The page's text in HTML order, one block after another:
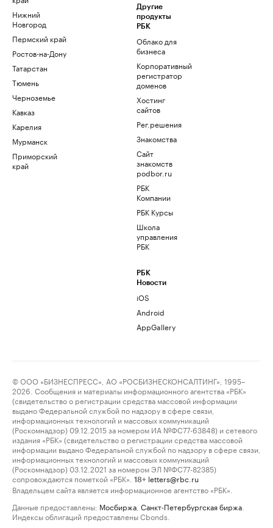
Нижний
Новгород
Пермский край
Ростов-на-Дону
Татарстан
Тюмень
Черноземье
Кавказ
Карелия
Мурманск
Приморский
край
Другие
продукты
РБК
Облако для
бизнеса
Корпоративный
регистратор
доменов
Хостинг
сайтов
Рег.решения
Знакомства
Сайт
знакомств
podbor.ru
РБК
Компании
РБК Курсы
Школа
управления
РБК
РБК
Новости
iOS
Android
AppGallery
© ООО «БИЗНЕСПРЕСС», АО «РОСБИЗНЕСКОНСАЛТИНГ», 1995–
2026. Сообщения и материалы информационного агентства «РБК»
(свидетельство о регистрации средства массовой информации
выдано Федеральной службой по надзору в сфере связи,
информационных технологий и массовых коммуникаций
(Роскомнадзор) 09.12.2015 за номером ИА №ФС77-63848) и сетевого
издания «РБК» (свидетельство о регистрации средства массовой
информации выдано Федеральной службой по надзору в сфере связи,
информационных технологий и массовых коммуникаций
(Роскомнадзор) 03.12.2021 за номером ЭЛ №ФС77-82385)
сопровождаются пометкой «РБК».
18+ letters@rbc.ru
Владельцем сайта является информационное агентство «РБК».
Данные предоставлены: Мосбиржа Санкт-Петербургская биржа
Индексы облигаций предоставлены Cbonds.